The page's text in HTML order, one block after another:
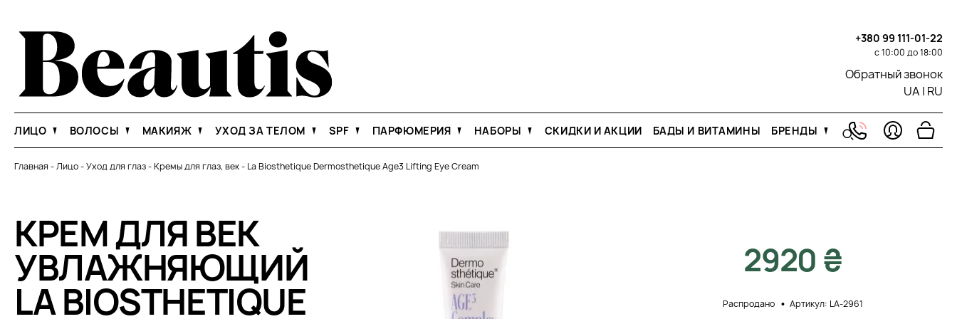
+380 99 111-01-22
с 10:00 до 18:00
Обратный звонок
UA | RU
ЛИЦО ВОЛОСЫ МАКИЯЖ УХОД ЗА ТЕЛОМ SPF ПАРФЮМЕРИЯ НАБОРЫ СКИДКИ И АКЦИИ БАДЫ И ВИТАМИНЫ БРЕНДЫ
Главная -Лицо-Уход для глаз-Кремы для глаз, век- La Biosthetique Dermosthetique Age3 Lifting Eye Cream
КРЕМ ДЛЯ ВЕК
УВЛАЖНЯЮЩИЙ
LA BIOSTHETIQUE
2920 ₴
Распродано Артикул: LA-2961